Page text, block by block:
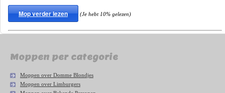
Mop verder lezen (Je hebt 10% gelezen)
Moppen per categorie
Moppen over Domme Blondjes
Moppen over Limburgers